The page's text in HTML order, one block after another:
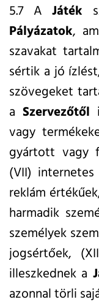
5.7 AJáték
Pályázatok,
szavakat
sértik a jó
szövegeket
a Szervezőtől
vagy
gyártott vagy
(VII)
reklám
harmadik
személyek
jogsértőek,
illeszkednek a
azonnal törli